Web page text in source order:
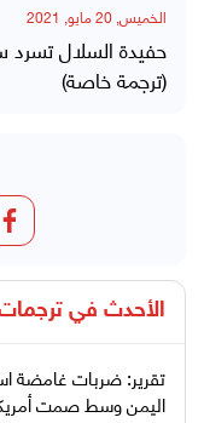
الخميس, 20 مايو, 2021
حفيدة السلال تسرد
(ترجمة خاصة)
الأحدث في
تقرير: ضربات غامضة
اليمن وسط صمت